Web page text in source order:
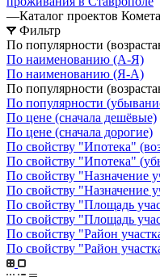
—Каталог проектов
Фильтр
По популярности
По наименованию (А-Я)
По наименованию (Я-А)
По популярности
По популярности
По цене (сначала дешёвые)
По цене (сначала дорогие)
По свойству "Ипотека"
По свойству "Ипотека"
По свойству "Назначение
По свойству "Назначение
По свойству "Площадь
По свойству "Площадь
По свойству "Район
По свойству "Район